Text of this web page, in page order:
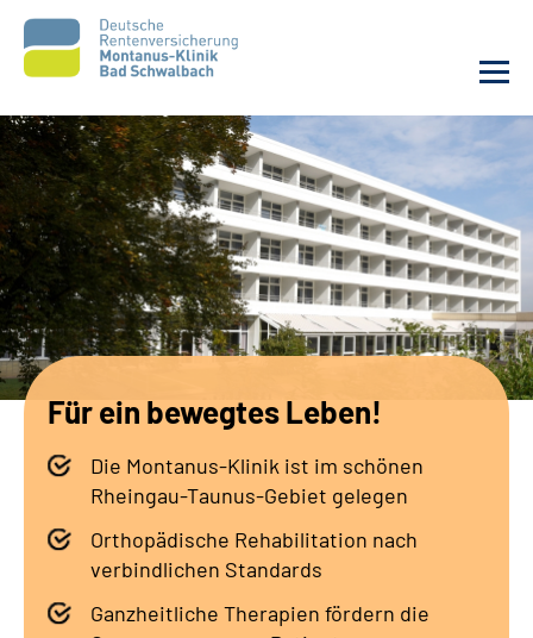
Unsere Klinik
Unsere Angebote
Service
Karriere
Sozialdienste & Zuweisende
Suche
Leichte Sprache
Gebärdensprache
Für ein bewegtes Leben!
Die Montanus-Klinik ist im schönen
Rheingau-Taunus-Gebiet gelegen
Orthopädische Rehabilitation nach
verbindlichen Standards
Ganzheitliche Therapien fördern die